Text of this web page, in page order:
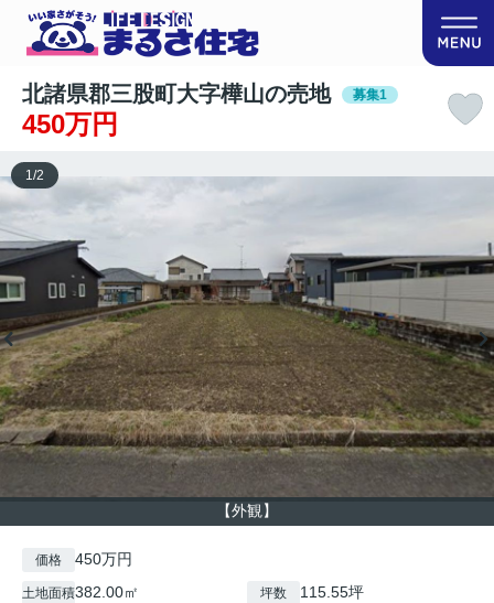
北諸県郡三股町大字樺山の売地 募集1
450万円
【外観】
1/2
価格 450万円
土地面積382.00㎡ 坪数 115.55坪